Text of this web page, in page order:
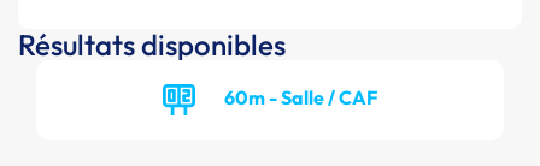
Résultats disponibles
60m - Salle / CAF